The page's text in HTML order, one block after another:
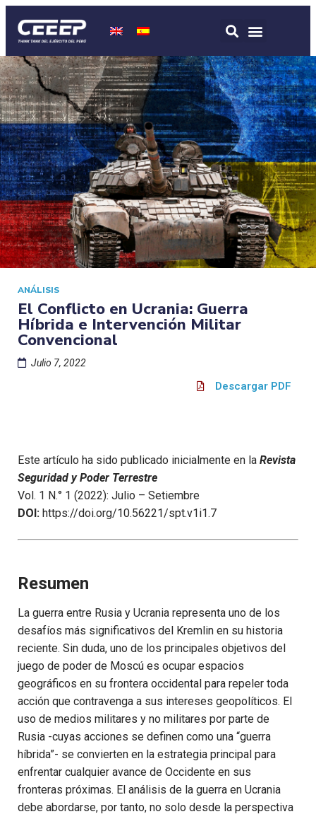
ANÁLISIS
El Conflicto en Ucrania: Guerra
Híbrida e Intervención Militar
Convencional
Julio 7, 2022
Descargar PDF
Este artículo ha sido publicado inicialmente en la Revista
Seguridad y Poder Terrestre
Vol. 1 N.° 1 (2022): Julio – Setiembre
DOI: https://doi.org/10.56221/spt.v1i1.7
Resumen
La guerra entre Rusia y Ucrania representa uno de los
desafíos más significativos del Kremlin en su historia
reciente. Sin duda, uno de los principales objetivos del
juego de poder de Moscú es ocupar espacios
geográficos en su frontera occidental para repeler toda
acción que contravenga a sus intereses geopolíticos. El
uso de medios militares y no militares por parte de
Rusia -cuyas acciones se definen como una “guerra
híbrida”- se convierten en la estrategia principal para
enfrentar cualquier avance de Occidente en sus
fronteras próximas. El análisis de la guerra en Ucrania
debe abordarse, por tanto, no solo desde la perspectiva